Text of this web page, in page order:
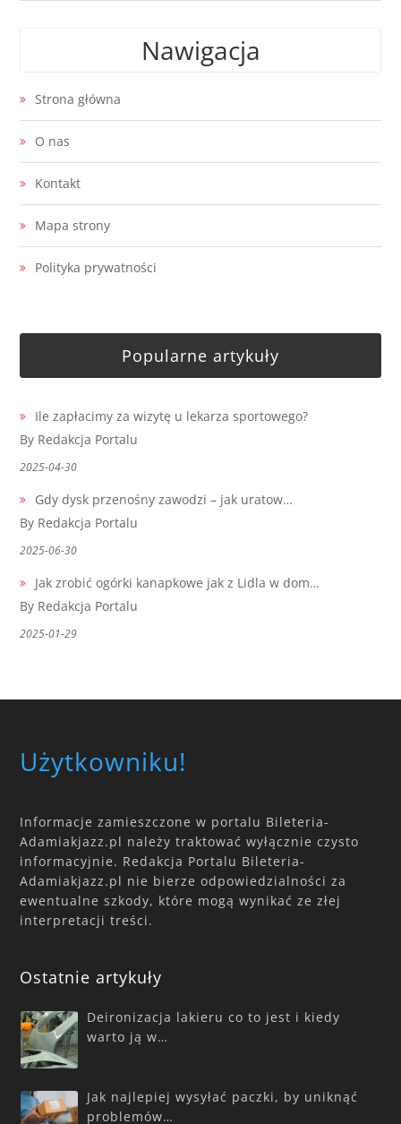
Nawigacja
Strona główna
O nas
Kontakt
Mapa strony
Polityka prywatności
Popularne artykuły
Ile zapłacimy za wizytę u lekarza sportowego?
By Redakcja Portalu
2025-04-30
Gdy dysk przenośny zawodzi – jak uratow…
By Redakcja Portalu
2025-06-30
Jak zrobić ogórki kanapkowe jak z Lidla w dom…
By Redakcja Portalu
2025-01-29
Użytkowniku!
Informacje zamieszczone w portalu Bileteria-
Adamiakjazz.pl należy traktować wyłącznie czysto
informacyjnie. Redakcja Portalu Bileteria-
Adamiakjazz.pl nie bierze odpowiedzialności za
ewentualne szkody, które mogą wynikać ze złej
interpretacji treści.
Ostatnie artykuły
Deironizacja lakieru co to jest i kiedy
warto ją w…
Jak najlepiej wysyłać paczki, by uniknąć
problemów…